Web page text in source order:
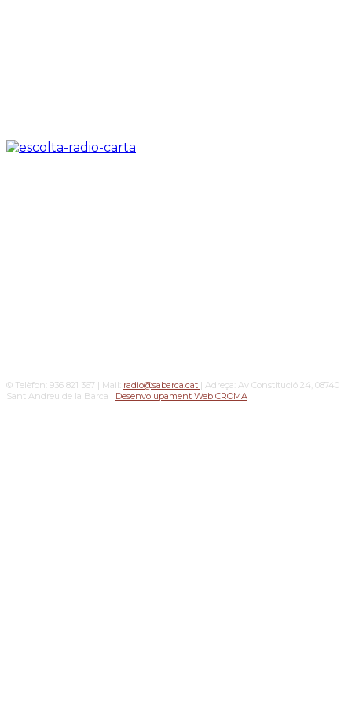
© Telèfon: 936 821 367 | Mail: radio@sabarca.cat | Adreça: Av Constitució 24, 08740
Sant Andreu de la Barca | Desenvolupament Web CROMA